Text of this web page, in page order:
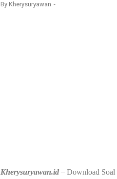
By Kherysuryawan
Kherysuryawan.id – Download Soal